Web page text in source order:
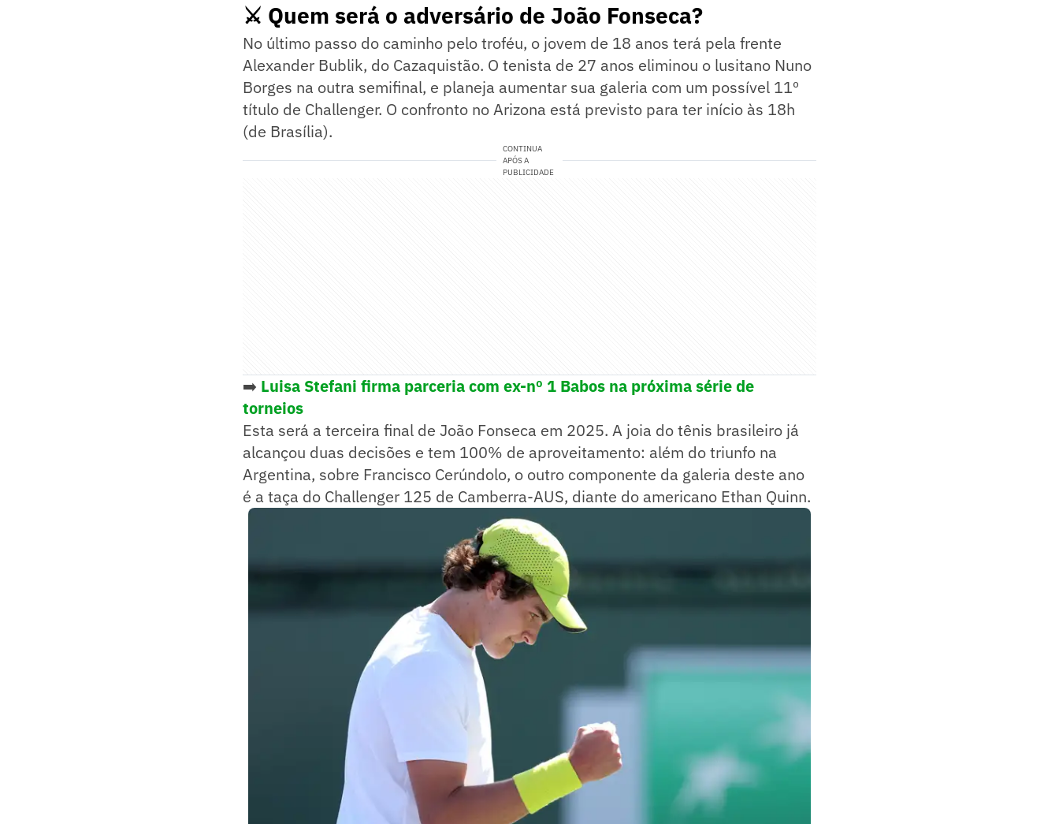
⚔️ Quem será o adversário de João Fonseca?
No último passo do caminho pelo troféu, o jovem de 18 anos terá pela frente
Alexander Bublik, do Cazaquistão. O tenista de 27 anos eliminou o lusitano Nuno
Borges na outra semifinal, e planeja aumentar sua galeria com um possível 11º
título de Challenger. O confronto no Arizona está previsto para ter início às 18h
(de Brasília).
CONTINUA
APÓS A
PUBLICIDADE
➡️ Luisa Stefani firma parceria com ex-nº 1 Babos na próxima série de
torneios
Esta será a terceira final de João Fonseca em 2025. A joia do tênis brasileiro já
alcançou duas decisões e tem 100% de aproveitamento: além do triunfo na
Argentina, sobre Francisco Cerúndolo, o outro componente da galeria deste ano
é a taça do Challenger 125 de Camberra-AUS, diante do americano Ethan Quinn.